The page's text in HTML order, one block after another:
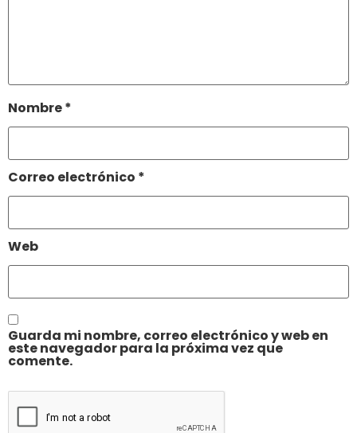
Nombre*
Correo electrónico *
Web
Guarda mi nombre, correo electrónico y web en
este navegador para la próxima vez que
comente.